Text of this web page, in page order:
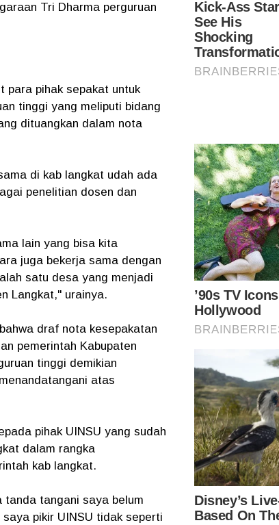
Tri Dharma perguruan
para pihak sepakat untuk
tinggi yang meliputi bidang
dituangkan dalam nota
di kab langkat udah ada
penelitian dosen dan
lain yang bisa kita
juga bekerja sama dengan
satu desa yang menjadi
Langkat," urainya.
draf nota kesepakatan
pemerintah Kabupaten
tinggi demikian
atas
pihak UINSU yang sudah
dalam rangka
kab langkat.
tanda tangani saya belum
pikir UINSU tidak seperti